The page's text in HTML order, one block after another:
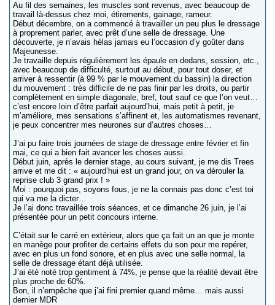
Au fil des semaines, les muscles sont revenus, avec beaucoup de
travail là-dessus chez moi, étirements, gainage, rameur.
Début décembre, on a commencé à travailler un peu plus le dressage
à proprement parler, avec prêt d’une selle de dressage. Une
découverte, je n’avais hélas jamais eu l’occasion d’y goûter dans
Majeunesse.
Je travaille depuis régulièrement les épaule en dedans, session, etc.,
avec beaucoup de difficulté, surtout au début, pour tout doser, et
arriver à ressentir (à 99 % par le mouvement du bassin) la direction
du mouvement : très difficile de ne pas finir par les droits, ou partir
complètement en simple diagonale, bref, tout sauf ce que l’on veut…
c’est encore loin d’être parfait aujourd’hui, mais petit à petit, je
m’améliore, mes sensations s’affinent et, les automatismes revenant,
je peux concentrer mes neurones sur d’autres choses…
J’ai pu faire trois journées de stage de dressage entre février et fin
mai, ce qui a bien fait avancer les choses aussi.
Début juin, après le dernier stage, au cours suivant, je me dis Trees
arrive et me dit : « aujourd’hui est un grand jour, on va dérouler la
reprise club 3 grand prix ! »
Moi : pourquoi pas, soyons fous, je ne la connais pas donc c’est toi
qui va me la dicter…
Je l’ai donc travaillée trois séances, et ce dimanche 26 juin, je l’ai
présentée pour un petit concours interne.
C’était sur le carré en extérieur, alors que ça fait un an que je monte
en manège pour profiter de certains effets du son pour me repérer,
avec en plus un fond sonore, et en plus avec une selle normal, la
selle de dressage étant déjà utilisée.
J’ai été noté trop gentiment à 74%, je pense que la réalité devait être
plus proche de 60%.
Bon, il n’empêche que j’ai fini premier quand même… mais aussi
dernier MDR